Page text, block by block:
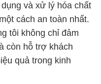
và xử lý hóa chất
cách an toàn nhất.
tôi không chỉ đảm
còn hỗ trợ khách
quả trong kinh